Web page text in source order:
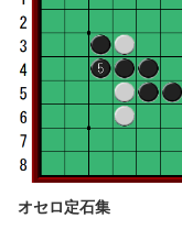
オセロ定石集